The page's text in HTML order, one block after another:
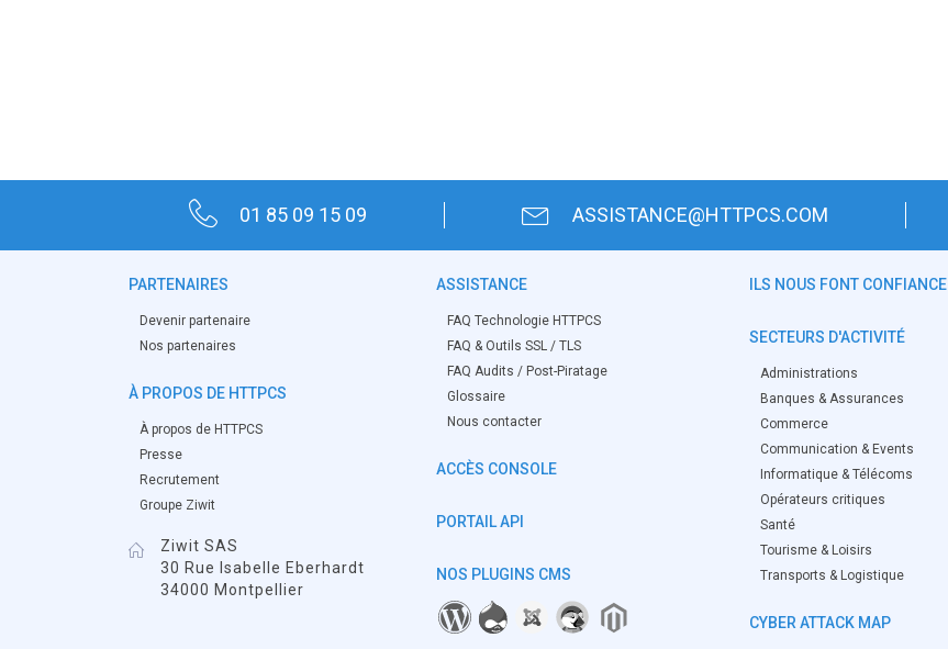
01 85 09 15 09 ASSISTANCE@HTTPCS.COM
PARTENAIRES
Devenir partenaire
Nos partenaires
À PROPOS DE HTTPCS
À propos de HTTPCS
Presse
Recrutement
Groupe Ziwit
Ziwit SAS
30 Rue Isabelle Eberhardt
34000 Montpellier
ASSISTANCE
FAQ Technologie HTTPCS
FAQ & Outils SSL / TLS
FAQ Audits / Post-Piratage
Glossaire
Nous contacter
ACCÈS CONSOLE
PORTAIL API
NOS PLUGINS CMS
ILS NOUS FONT CONFIANCE
SECTEURS D'ACTIVITÉ
Administrations
Banques & Assurances
Commerce
Communication & Events
Informatique & Télécoms
Opérateurs critiques
Santé
Tourisme & Loisirs
Transports & Logistique
CYBER ATTACK MAP